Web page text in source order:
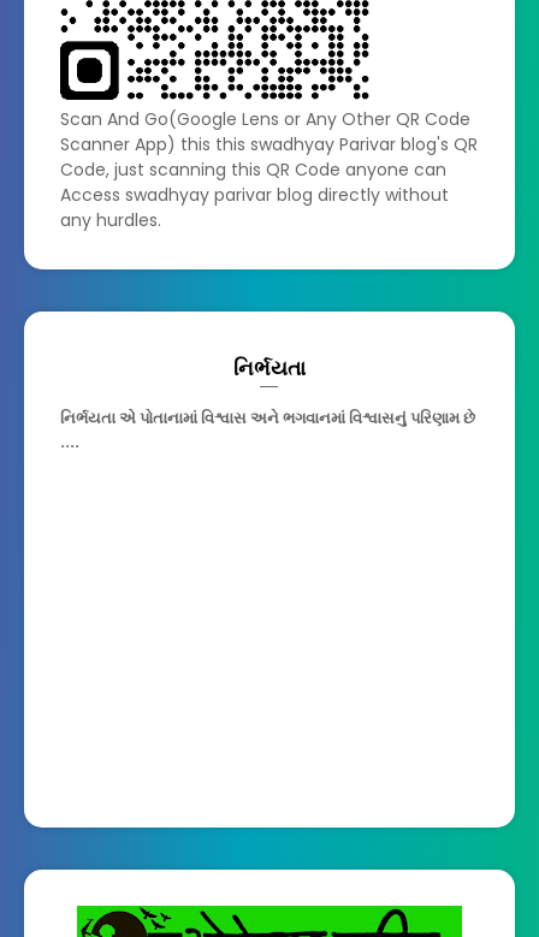
Scan And Go(Google Lens or Any Other QR Code
Scanner App) this this swadhyay Parivar blog's QR
Code, just scanning this QR Code anyone can
Access swadhyay parivar blog directly without
any hurdles.
નિર્ભયતા
નિર્ભયતા એ પોતાનામાં વિશ્વાસ અને ભગવાનમાં વિશ્વાસનું પરિણામ છે
....